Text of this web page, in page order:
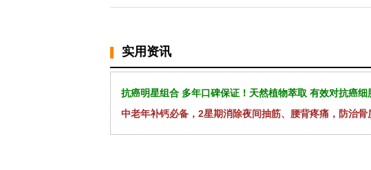
实用资讯
抗癌明星组合 多年口碑保证！天然植物萃取 有效对抗癌细
中老年补钙必备，2星期消除夜间抽筋、腰背疼痛，防治骨